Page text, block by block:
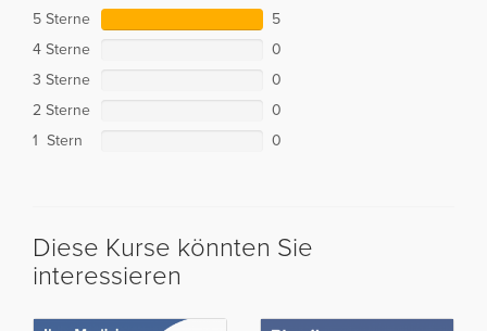
5 Sterne
5
4 Sterne
0
3 Sterne
0
2 Sterne
0
1 Stern
0
Diese Kurse könnten Sie
interessieren